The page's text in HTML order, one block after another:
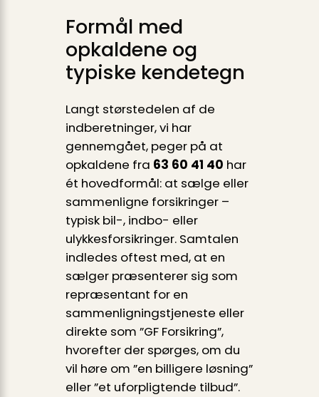
Formål med
opkaldene og
typiske kendetegn
Langt størstedelen af de
indberetninger, vi har
gennemgået, peger på at
opkaldene fra 63 60 41 40 har
ét hovedformål: at sælge eller
sammenligne forsikringer –
typisk bil-, indbo- eller
ulykkesforsikringer. Samtalen
indledes oftest med, at en
sælger præsenterer sig som
repræsentant for en
sammenligningstjeneste eller
direkte som ”GF Forsikring”,
hvorefter der spørges, om du
vil høre om ”en billigere løsning”
eller ”et uforpligtende tilbud”.